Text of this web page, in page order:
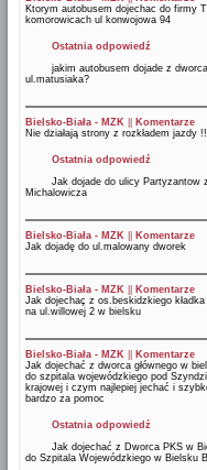
Ktorym autobusem dojechac do firmy
komorowicach ul konwojowa 94
Ostatnia odpowiedź
jakim autobusem dojade z
ul.matusiaka?
Bielsko-Biała - MZK
Komentarze
Nie działają strony z rozkładem jazdy !!
Ostatnia odpowiedź
Jak dojade do ulicy Partyzantow
Michalowicza
Bielsko-Biała - MZK
Komentarze
Jak dojadę do ul.malowany dworek
Bielsko-Biała - MZK
Komentarze
Jak dojechaç z os.beskidzkiego
na ul.willowej 2 w bielsku
Bielsko-Biała - MZK
Komentarze
Jak dojechać z dworca głównego w
do szpitala wojewódzkiego pod
krajowej i czym najlepiej jechać i
bardzo za pomoc
Ostatnia odpowiedź
Jak dojechać z Dworca PKS w
do Szpitala Wojewódzkiego w Bielsku